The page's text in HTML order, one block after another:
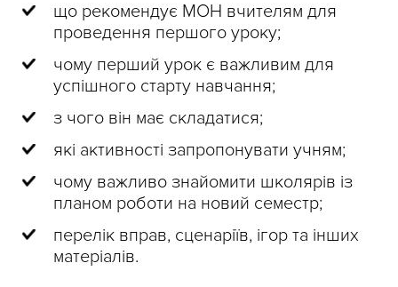
що рекомендує МОН вчителям для
проведення першого уроку;
чому перший урок є важливим для
успішного старту навчання;
з чого він має складатися;
які активності запропонувати учням;
чому важливо знайомити школярів із
планом роботи на новий семестр;
перелік вправ, сценаріїв, ігор та інших
матеріалів.